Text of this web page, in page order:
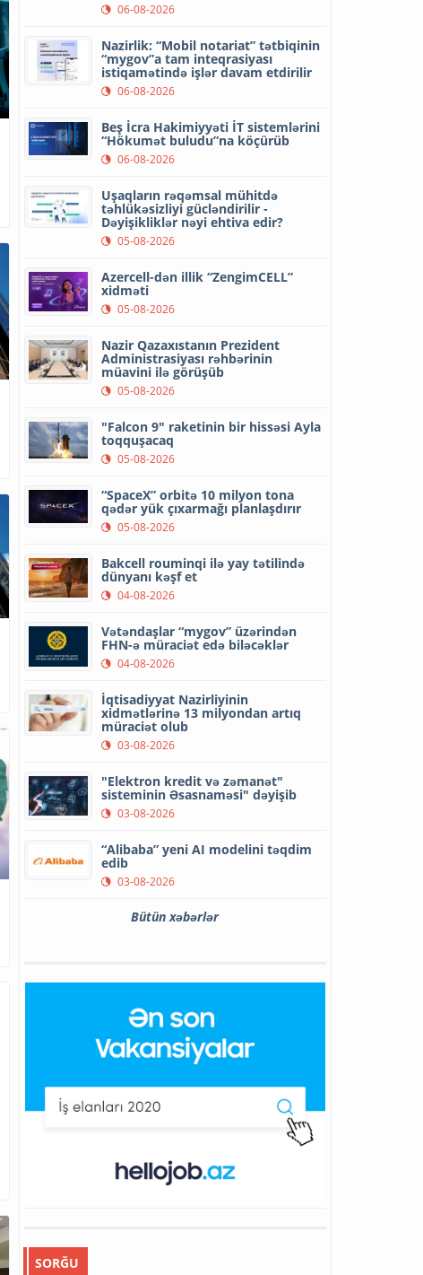
06-08-2026
Nazirlik: “Mobil notariat” tətbiqinin
“mygov”a tam inteqrasiyası
istiqamətində işlər davam etdirilir
06-08-2026
Beş İcra Hakimiyyəti İT sistemlərini
“Hökumət buludu”na köçürüb
06-08-2026
Uşaqların rəqəmsal mühitdə
təhlükəsizliyi gücləndirilir -
Dəyişikliklər nəyi ehtiva edir?
05-08-2026
Azercell-dən illik “ZengimCELL”
xidməti
05-08-2026
Nazir Qazaxıstanın Prezident
Administrasiyası rəhbərinin
müavini ilə görüşüb
05-08-2026
"Falcon 9" raketinin bir hissəsi Ayla
toqquşacaq
05-08-2026
“SpaceX” orbitə 10 milyon tona
qədər yük çıxarmağı planlaşdırır
05-08-2026
Bakcell rouminqi ilə yay tətilində
dünyanı kəşf et
04-08-2026
Vətəndaşlar “mygov” üzərindən
FHN-ə müraciət edə biləcəklər
04-08-2026
İqtisadiyyat Nazirliyinin
xidmətlərinə 13 milyondan artıq
müraciət olub
03-08-2026
"Elektron kredit və zəmanət"
sisteminin Əsasnaməsi" dəyişib
03-08-2026
“Alibaba” yeni AI modelini təqdim
edib
03-08-2026
Bütün xəbərlər
SORĞU